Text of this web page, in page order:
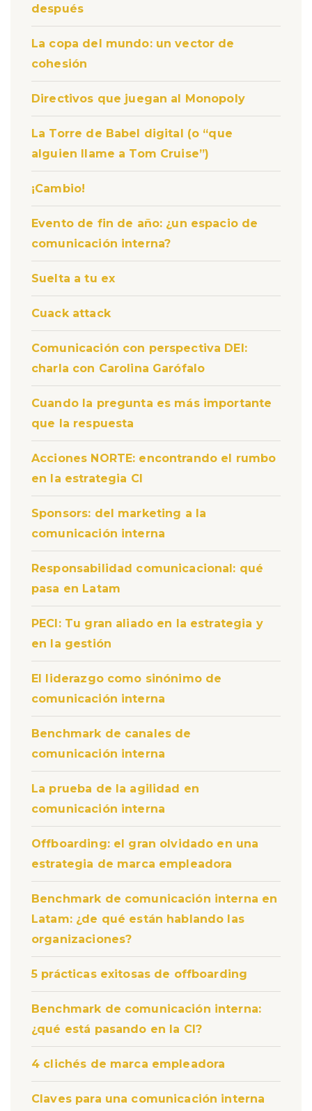
después
La copa del mundo: un vector de
cohesión
Directivos que juegan al Monopoly
La Torre de Babel digital (o “que
alguien llame a Tom Cruise”)
¡Cambio!
Evento de fin de año: ¿un espacio de
comunicación interna?
Suelta a tu ex
Cuack attack
Comunicación con perspectiva DEI:
charla con Carolina Garófalo
Cuando la pregunta es más importante
que la respuesta
Acciones NORTE: encontrando el rumbo
en la estrategia CI
Sponsors: del marketing a la
comunicación interna
Responsabilidad comunicacional: qué
pasa en Latam
PECI: Tu gran aliado en la estrategia y
en la gestión
El liderazgo como sinónimo de
comunicación interna
Benchmark de canales de
comunicación interna
La prueba de la agilidad en
comunicación interna
Offboarding: el gran olvidado en una
estrategia de marca empleadora
Benchmark de comunicación interna en
Latam: ¿de qué están hablando las
organizaciones?
5 prácticas exitosas de offboarding
Benchmark de comunicación interna:
¿qué está pasando en la CI?
4 clichés de marca empleadora
Claves para una comunicación interna